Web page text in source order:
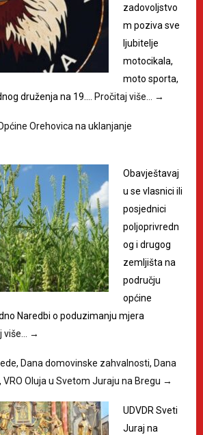
zadovoljstvo
m poziva sve
ljubitelje
motocikala,
moto sporta,
druženja na 19.…
Pročitaj više… →
Orehovica na uklanjanje
Obavještavaj
u se vlasnici ili
posjednici
poljoprivredn
og i drugog
zemljišta na
području
općine
Naredbi o poduzimanju mjera
više… →
Dana domovinske zahvalnosti, Dana
Oluja u Svetom Juraju na Bregu →
UDVDR Sveti
Juraj na